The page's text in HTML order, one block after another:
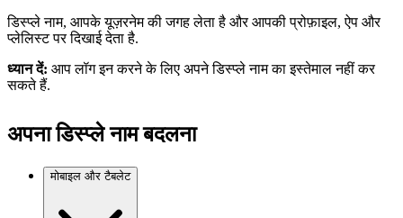
डिस्प्ले नाम, आपके यूज़रनेम की जगह लेता है और आपकी प्रोफ़ाइल, ऐप और
प्लेलिस्ट पर दिखाई देता है.
ध्यान दें: आप लॉग इन करने के लिए अपने डिस्प्ले नाम का इस्तेमाल नहीं कर
सकते हैं.
अपना डिस्प्ले नाम बदलना
मोबाइल और टैबलेट